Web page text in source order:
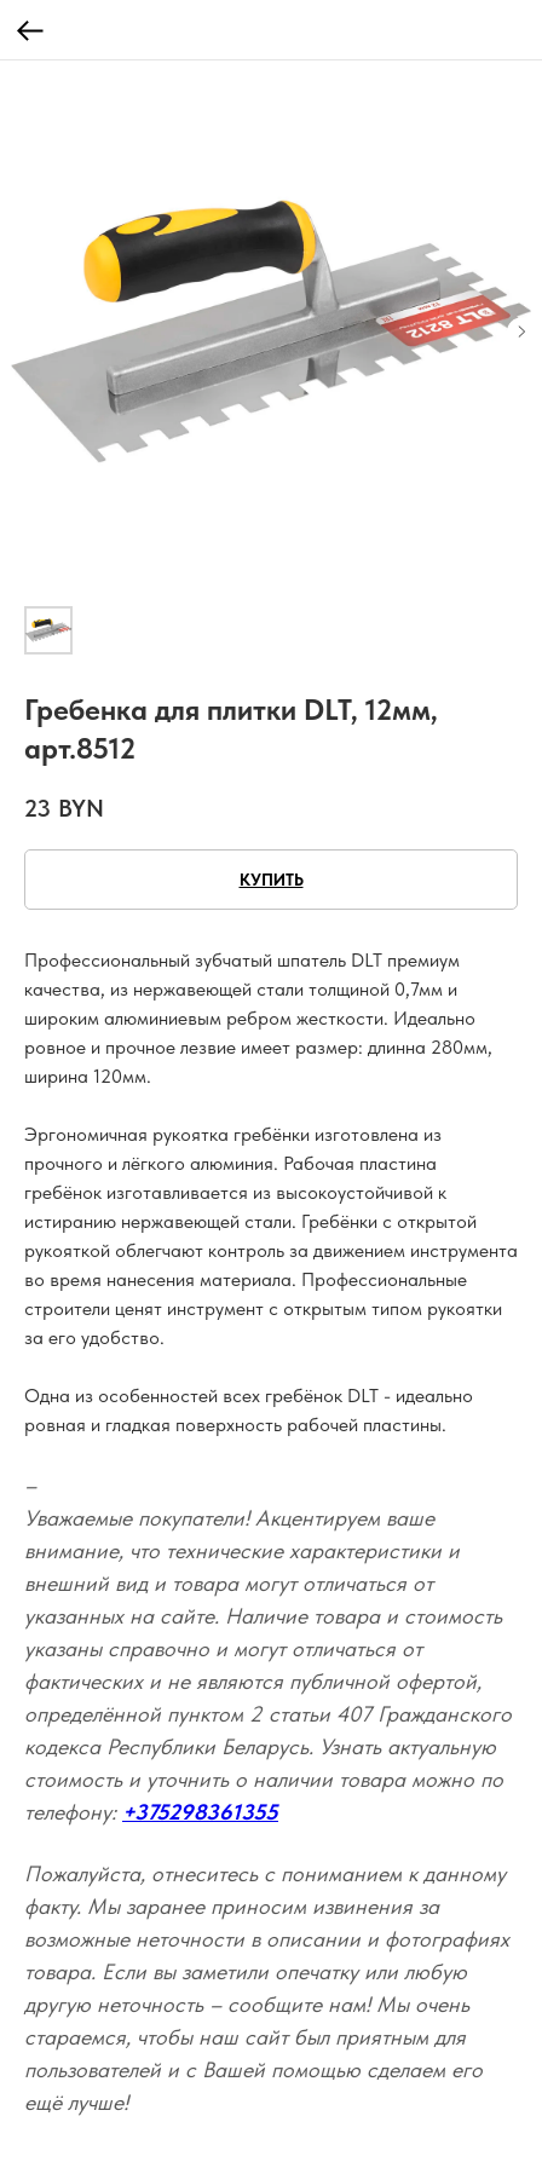
Гребенка для плитки DLT, 12мм,
арт.8512
23 BYN
КУПИТЬ
Профессиональный зубчатый шпатель DLT премиум
качества, из нержавеющей стали толщиной 0,7мм и
широким алюминиевым ребром жесткости. Идеально
ровное и прочное лезвие имеет размер: длинна 280мм,
ширина 120мм.
Эргономичная рукоятка гребёнки изготовлена из
прочного и лёгкого алюминия. Рабочая пластина
гребёнок изготавливается из высокоустойчивой к
истиранию нержавеющей стали. Гребёнки с открытой
рукояткой облегчают контроль за движением инструмента
во время нанесения материала. Профессиональные
строители ценят инструмент с открытым типом рукоятки
за его удобство.
Одна из особенностей всех гребёнок DLT - идеально
ровная и гладкая поверхность рабочей пластины.
–
Уважаемые покупатели! Акцентируем ваше
внимание, что технические характеристики и
внешний вид и товара могут отличаться от
указанных на сайте. Наличие товара и стоимость
указаны справочно и могут отличаться от
фактических и не являются публичной офертой,
определённой пунктом 2 статьи 407 Гражданского
кодекса Республики Беларусь. Узнать актуальную
стоимость и уточнить о наличии товара можно по
телефону: +375298361355
Пожалуйста, отнеситесь с пониманием к данному
факту. Мы заранее приносим извинения за
возможные неточности в описании и фотографиях
товара. Если вы заметили опечатку или любую
другую неточность – сообщите нам! Мы очень
стараемся, чтобы наш сайт был приятным для
пользователей и с Вашей помощью сделаем его
ещё лучше!